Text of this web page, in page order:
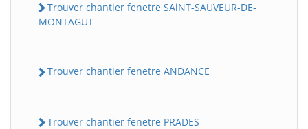
Trouver chantier fenetre SAiNT-SAUVEUR-DE-
MONTAGUT
Trouver chantier fenetre ANDANCE
Trouver chantier fenetre PRADES